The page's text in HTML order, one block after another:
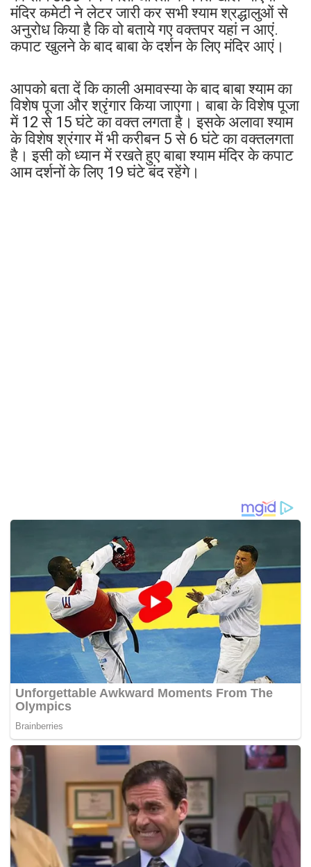
मंदिर कमेटी ने लेटर जारी कर सभी श्याम श्रद्धालुओं से
अनुरोध किया है कि वो बताये गए वक्तपर यहां न आएं.
कपाट खुलने के बाद बाबा के दर्शन के लिए मंदिर आएं।
आपको बता दें कि काली अमावस्या के बाद बाबा श्याम का
विशेष पूजा और श्रृंगार किया जाएगा। बाबा के विशेष पूजा
में 12 से 15 घंटे का वक्त लगता है। इसके अलावा श्याम
के विशेष श्रंगार में भी करीबन 5 से 6 घंटे का वक्तलगता
है। इसी को ध्यान में रखते हुए बाबा श्याम मंदिर के कपाट
आम दर्शनों के लिए 19 घंटे बंद रहेंगे।